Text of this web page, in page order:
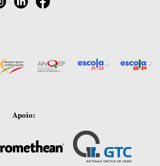
Apoio: